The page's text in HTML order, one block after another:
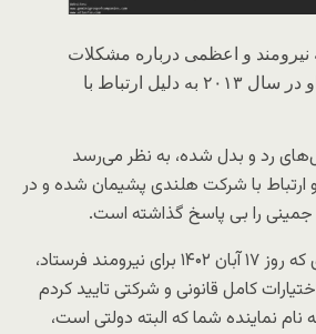
نیرومند و اعظمی درباره مشکلات
پیش آمده برای او در سال ۲۰۱۳ به دلیل ارتباط با
رد و بدل شده، به نظر می‌رسد
و ارتباط با شرکت هلندی پشیمان شده و در
جمینی را بی پاسخ گذاشته است.
ترستیگ در ایمیل دیگری که روز ۱۷ آبان ۱۴۰۲ برای نیرومند فرستاد،
کامل قانونی و شرکتی تایید کردم
نام نماینده شما که البته دولتی است،